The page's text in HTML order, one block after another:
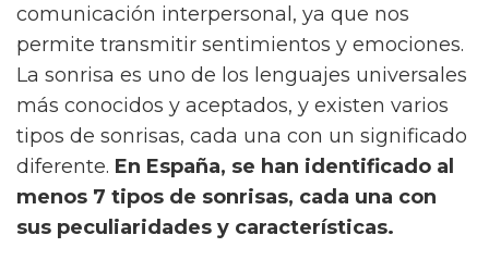
comunicación interpersonal, ya que nos
permite transmitir sentimientos y emociones.
La sonrisa es uno de los lenguajes universales
más conocidos y aceptados, y existen varios
tipos de sonrisas, cada una con un significado
diferente. En España, se han identificado al
menos 7 tipos de sonrisas, cada una con
sus peculiaridades y características.